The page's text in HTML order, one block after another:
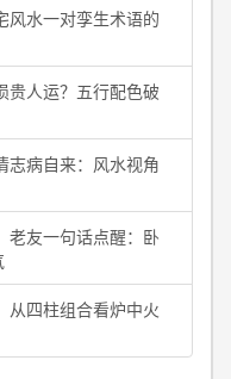
风水一对孪生术语的
贵人运？五行配色破
志病自来：风水视角
老友一句话点醒：卧
从四柱组合看炉中火